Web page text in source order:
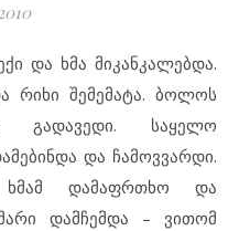
და ხმა მიკანკალებდა.
რიხი შემემატა. ბოლოს
გადავედი. საყელო
და ჩამოვვარდი.
დამაფრთხო და
დამჩემდა – ვითომ